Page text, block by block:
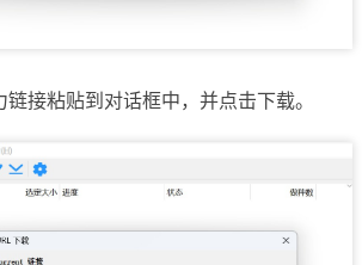
接粘贴到对话框中，并点击下载。